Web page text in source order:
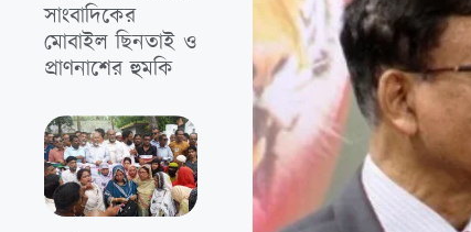
সাংবাদিকের
মোবাইল ছিনতাই ও
প্রাণনাশের হুমকি